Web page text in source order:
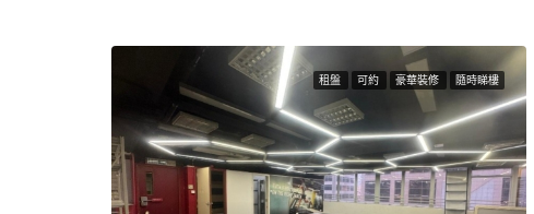
租盤 可約 豪華裝修 隨時睇樓